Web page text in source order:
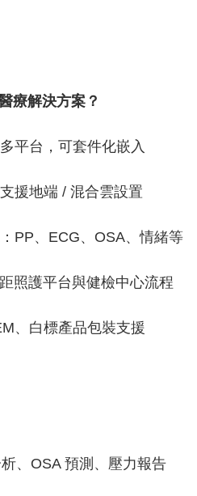
療解決方案？
平台，可套件化嵌入
援地端 / 混合雲設置
PP、ECG、OSA、情緒等
照護平台與健檢中心流程
、白標產品包裝支援
、OSA 預測、壓力報告